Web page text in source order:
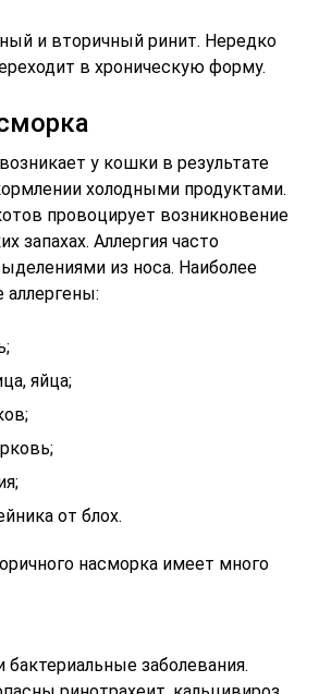
и вторичный ринит. Нередко
в хроническую форму.
у кошки в результате
холодными продуктами.
провоцирует возникновение
запахах. Аллергия часто
из носа. Наиболее
аллергены:
яйца;
от блох.
насморка имеет много
бактериальные заболевания.